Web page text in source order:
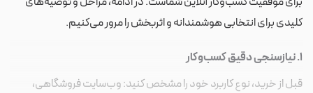
کلیدی برای انتخابی هوشمندانه و اثربخش را مرور می‌کنیم.
۱. نیازسنجی دقیق کسب‌وکار
قبل از خرید، نوع کاربرد خود را مشخص کنید: وب‌سایت فروشگاهی،